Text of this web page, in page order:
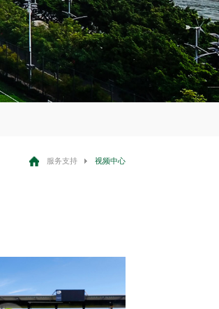
服务支持 视频中心